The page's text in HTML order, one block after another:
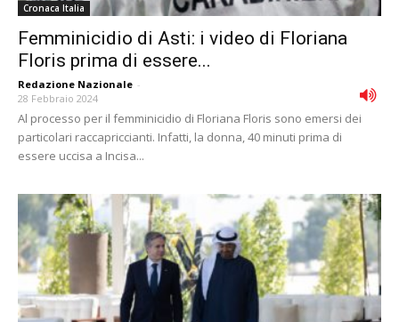
Cronaca Italia
Femminicidio di Asti: i video di Floriana
Floris prima di essere...
Redazione Nazionale -
28 Febbraio 2024
Al processo per il femminicidio di Floriana Floris sono emersi dei
particolari raccapriccianti. Infatti, la donna, 40 minuti prima di
essere uccisa a Incisa...